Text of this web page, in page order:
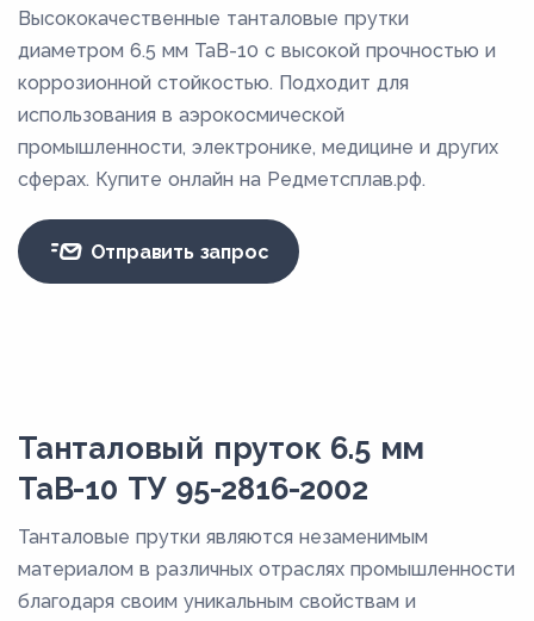
Высококачественные танталовые прутки
диаметром 6.5 мм ТаВ-10 с высокой прочностью и
коррозионной стойкостью. Подходит для
использования в аэрокосмической
промышленности, электронике, медицине и других
сферах. Купите онлайн на Редметсплав.рф.
Отправить запрос
Танталовый пруток 6.5 мм
ТаВ-10 ТУ 95-2816-2002
Танталовые прутки являются незаменимым
материалом в различных отраслях промышленности
благодаря своим уникальным свойствам и